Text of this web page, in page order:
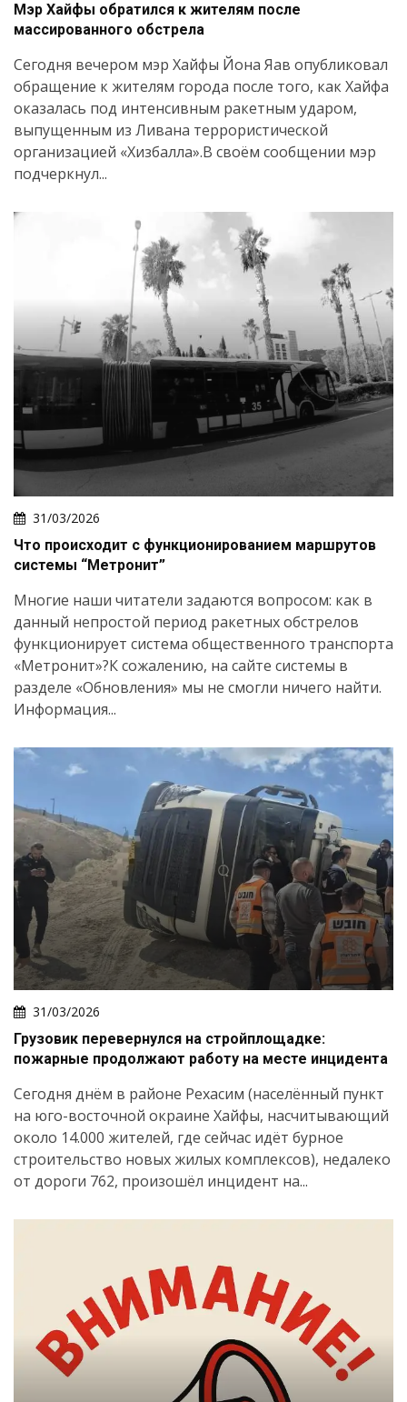
Мэр Хайфы обратился к жителям после
массированного обстрела
Сегодня вечером мэр Хайфы Йона Яав опубликовал
обращение к жителям города после того, как Хайфа
оказалась под интенсивным ракетным ударом,
выпущенным из Ливана террористической
организацией «Хизбалла».В своём сообщении мэр
подчеркнул...
31/03/2026
Что происходит с функционированием маршрутов
системы “Метронит”
Многие наши читатели задаются вопросом: как в
данный непростой период ракетных обстрелов
функционирует система общественного транспорта
«Метронит»?К сожалению, на сайте системы в
разделе «Обновления» мы не смогли ничего найти.
Информация...
31/03/2026
Грузовик перевернулся на стройплощадке:
пожарные продолжают работу на месте инцидента
Сегодня днём в районе Рехасим (населённый пункт
на юго-восточной окраине Хайфы, насчитывающий
около 14.000 жителей, где сейчас идёт бурное
строительство новых жилых комплексов), недалеко
от дороги 762, произошёл инцидент на...